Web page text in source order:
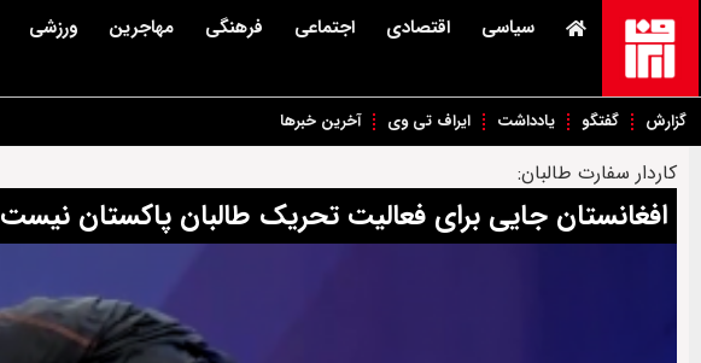
سیاسی اقتصادی اجتماعی فرهنگی مهاجرین ورزشی
گزارش گفتگو یادداشت ایراف تی وی آخرین خبرها
کاردار سفارت طالبان:
افغانستان جایی برای فعالیت تحریک طالبان پاکستان نیست